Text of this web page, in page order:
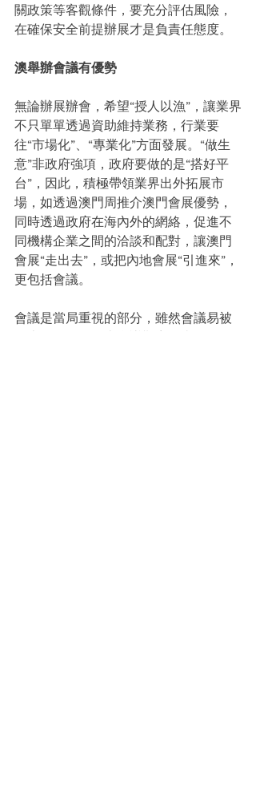
關政策等客觀條件，要充分評估風險，
在確保安全前提辦展才是負責任態度。
澳舉辦會議有優勢
無論辦展辦會，希望“授人以漁”，讓業界
不只單單透過資助維持業務，行業要
往“市場化”、“專業化”方面發展。“做生
意”非政府強項，政府要做的是“搭好平
台”，因此，積極帶領業界出外拓展市
場，如透過澳門周推介澳門會展優勢，
同時透過政府在海內外的網絡，促進不
同機構企業之間的洽談和配對，讓澳門
會展“走出去”，或把內地會展“引進來”，
更包括會議。
會議是當局重視的部分，雖然會議易被